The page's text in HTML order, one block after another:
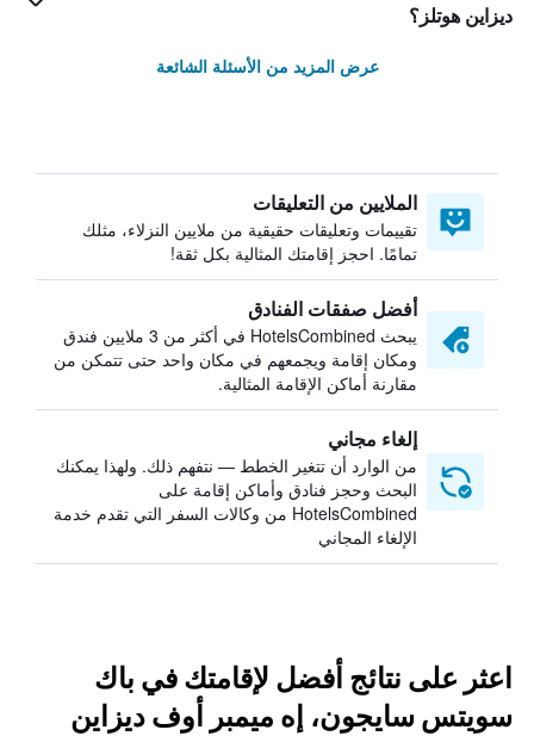
ديزاين هوتلز؟
عرض المزيد من الأسئلة الشائعة
الملايين من التعليقات
تقييمات وتعليقات حقيقية من ملايين النزلاء، مثلك
تمامًا. احجز إقامتك المثالية بكل ثقة!
أفضل صفقات الفنادق
يبحث HotelsCombined في أكثر من 3 ملايين فندق
ومكان إقامة ويجمعهم في مكان واحد حتى تتمكن من
مقارنة أماكن الإقامة المثالية.
إلغاء مجاني
من الوارد أن تتغير الخطط — نتفهم ذلك. ولهذا يمكنك
البحث وحجز فنادق وأماكن إقامة على
HotelsCombined من وكالات السفر التي تقدم خدمة
الإلغاء المجاني
اعثر على نتائج أفضل لإقامتك في باك
سويتس سايجون، إه ميمبر أوف ديزاين